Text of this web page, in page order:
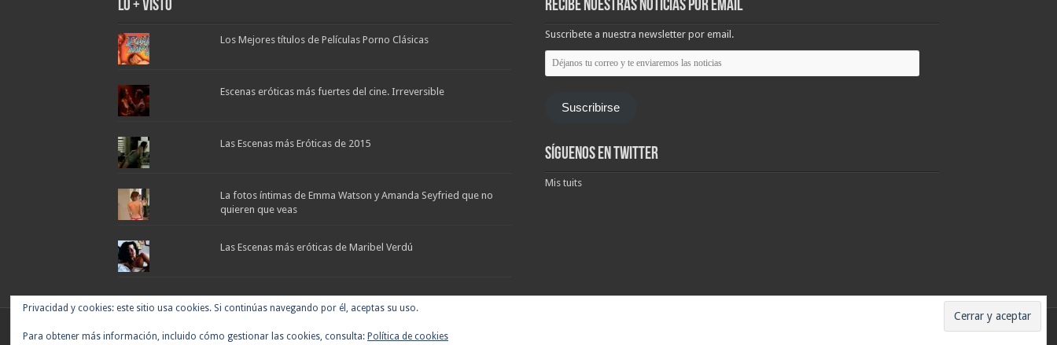
Lo + Visto
Los Mejores títulos de Películas Porno Clásicas
Escenas eróticas más fuertes del cine. Irreversible
Las Escenas más Eróticas de 2015
La fotos íntimas de Emma Watson y Amanda Seyfried que no
quieren que veas
Las Escenas más eróticas de Maribel Verdú
Recibe nuestras noticias por email
Suscribete a nuestra newsletter por email.
Déjanos
tu
correo
enviaremos
Suscribirse
Síguenos en Twitter
Mis tuits
Noticias de cine y de series de televisión, críticas, tráilers, estrenos. Cineralia © Copyright 2007 - 2026, Todos los derechos reservados
Privacidad y cookies: este sitio usa cookies. Si continúas navegando por él, aceptas su uso.
Para obtener más información, incluido cómo gestionar las cookies, consulta: Política de cookies